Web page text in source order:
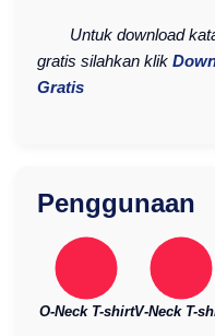
Untuk download
gratis silahkan klik
Gratis
Penggunaan
O-Neck T-shirtV-Neck T-